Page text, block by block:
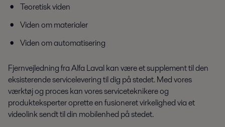
Teoretisk viden
Viden om materialer
Viden om automatisering
Fjernvejledning fra Alfa Laval kan være et supplement til den
eksisterende servicelevering til dig på stedet. Med vores
værktøj og proces kan voresserviceteknikereog
produkteksperter oprette en fusioneret virkelighed via et
videolink sendt til din mobilenhed på stedet.